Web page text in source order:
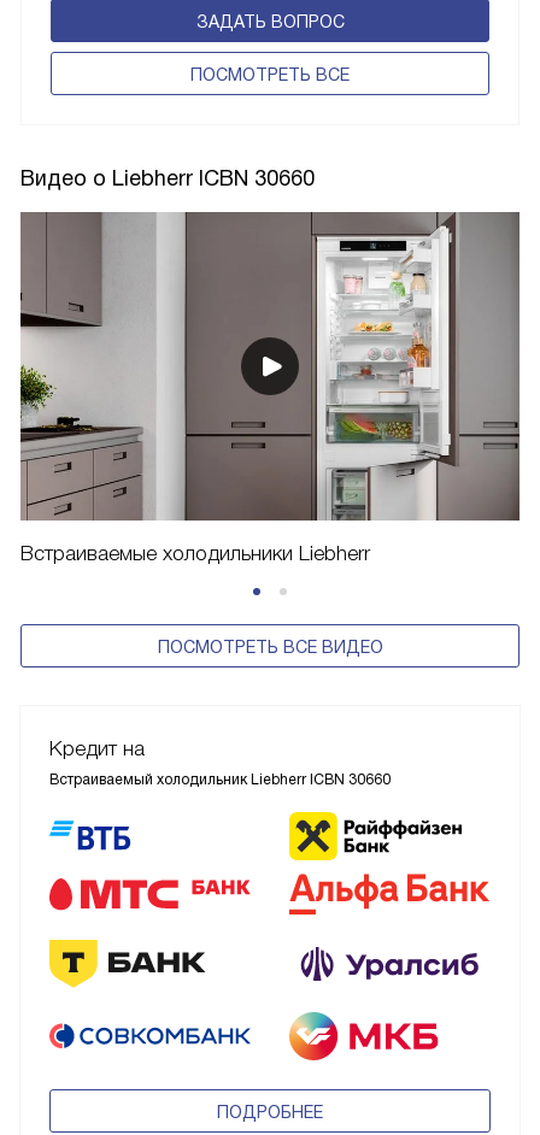
ЗАДАТЬ ВОПРОС
ПОCМОТРЕТЬ ВСЕ
Видео о Liebherr ICBN 30660
Встраиваемые холодильники Liebherr
ПОСМОТРЕТЬ ВСЕ ВИДЕО
Кредит на
Встраиваемый холодильник Liebherr ICBN 30660
ПОДРОБНЕЕ